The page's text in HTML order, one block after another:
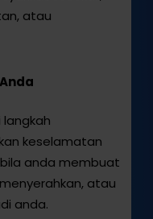
atau
keselamatan
anda membuat
atau
anda.